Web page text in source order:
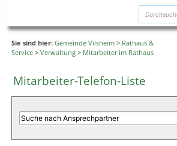
Sie sind hier: Gemeinde Vilsheim > Rathaus &
Service > Verwaltung > Mitarbeiter im Rathaus
Mitarbeiter-Telefon-Liste